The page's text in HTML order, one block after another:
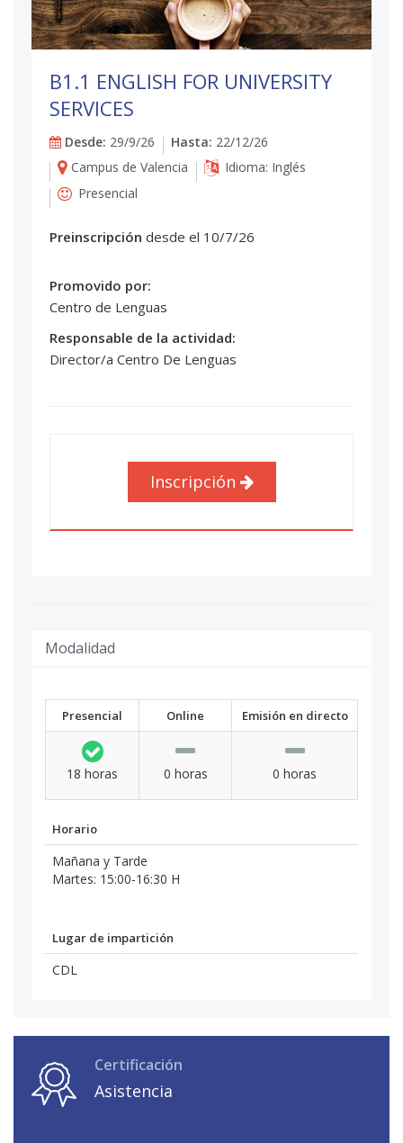
B1.1 ENGLISH FOR UNIVERSITY
SERVICES
Desde: 29/9/26 Hasta: 22/12/26
Campus de Valencia
Idioma: Inglés
Presencial
Preinscripción desde el 10/7/26
Promovido por:
Centro de Lenguas
Responsable de la actividad:
Director/a Centro De Lenguas
Inscripción
Modalidad
Presencial Online Emisión en directo
18 horas 0 horas 0 horas
Horario
Mañana y Tarde
Martes: 15:00-16:30 H
Lugar de impartición
CDL
Certificación
Asistencia